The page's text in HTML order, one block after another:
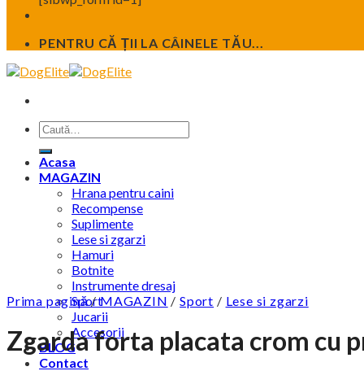
PENTRU CĂ ȚII LA CÂINELE TĂU...
Caută
după:
Acasa
MAGAZIN
Hrana pentru caini
Recompense
Suplimente
Lese si zgarzi
Hamuri
Botnite
Instrumente dresaj
Sport
Jucarii
Accesorii
BLOG
Contact
Prima pagină / MAGAZIN / Sport / Lese si zgarzi
Zgarda forta placata crom cu